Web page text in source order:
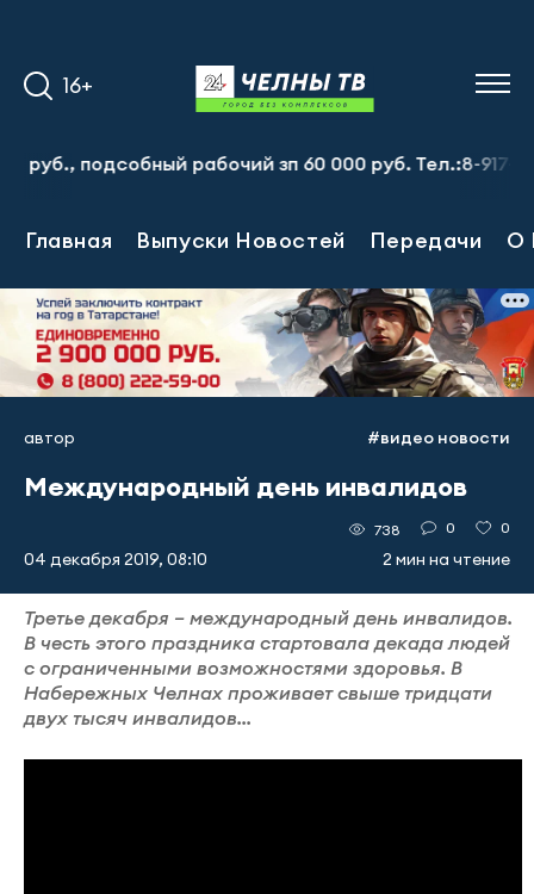
16+
подсобный рабочий зп 60 000 руб. Тел.:8-917-913-20-
Главная Выпуски Новостей Передачи О
автор #видео новости
Международный день инвалидов
04 декабря 2019, 08:10
738 0 0
2 мин на чтение
Третье декабря – международный день инвалидов.
В честь этого праздника стартовала декада людей
с ограниченными возможностями здоровья. В
Набережных Челнах проживает свыше тридцати
двух тысяч инвалидов...